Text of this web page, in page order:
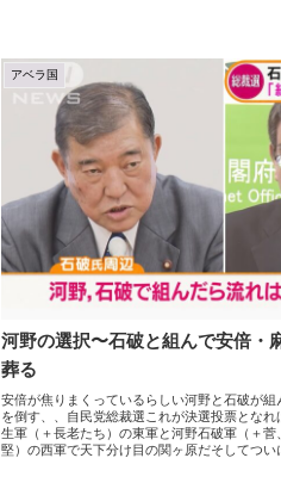
アベラ国
河野の選択〜石破と組んで安倍・
葬る
安倍が焦りまくっているらしい河野と石破が
を倒す、、自民党総裁選これが決選投票とな
生軍（＋長老たち）の東軍と河野石破軍（＋菅
堅）の西軍で天下分け目の関ヶ原だそしてつい